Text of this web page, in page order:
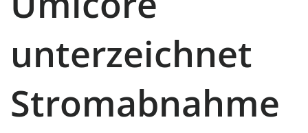
unterzeichnet
Stromabnahme